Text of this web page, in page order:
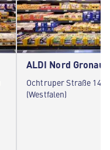
ALDI Nord Gronau
Ochtruper Straße 143
(Westfalen)